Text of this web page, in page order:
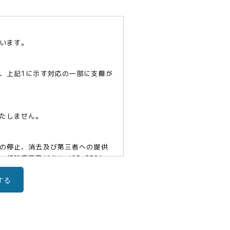
ます。
上記1に示す対応の一部に支障が
しません。
停止、消去及び第三者への提供
・相談窓口責任者(tel03-5321-
る